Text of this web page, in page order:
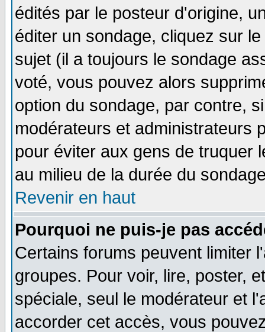
édités par le posteur d'origine,
éditer un sondage, cliquez sur
sujet (il a toujours le sondage
voté, vous pouvez alors
option du sondage, par contre,
modérateurs et administrateurs
pour éviter aux gens de truquer
au milieu de la durée du
Revenir en haut
Pourquoi ne puis-je pas
Certains forums peuvent limiter
groupes. Pour voir, lire, poster,
spéciale, seul le modérateur et
accorder cet accès, vous